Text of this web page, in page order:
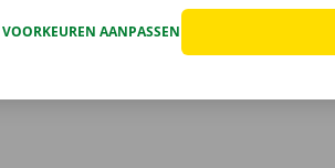
VOORKEUREN AANPASSEN